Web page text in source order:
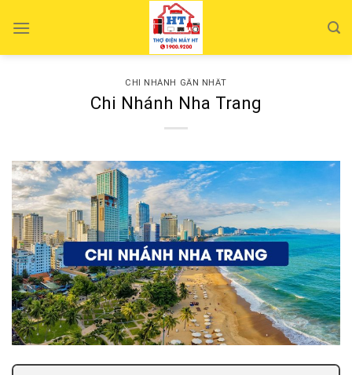
CHI NHÁNH GẦN NHẤT
Chi Nhánh Nha Trang